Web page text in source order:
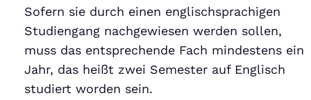
Sofern sie durch einen englischsprachigen
Studiengang nachgewiesen werden sollen,
muss das entsprechende Fach mindestens ein
Jahr, das heißt zwei Semester auf Englisch
studiert worden sein.